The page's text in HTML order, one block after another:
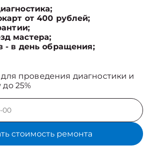
от 400 рублей;
мастера;
- в день обращения;
для проведения диагностики и
25%
стоимость ремонта